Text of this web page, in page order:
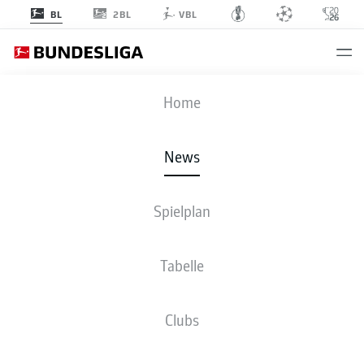
BL 2BL VBL
Home
News
Spielplan
Tabelle
Clubs
GLADBACH GEGEN SCHALKE IN DER TAKTIK-